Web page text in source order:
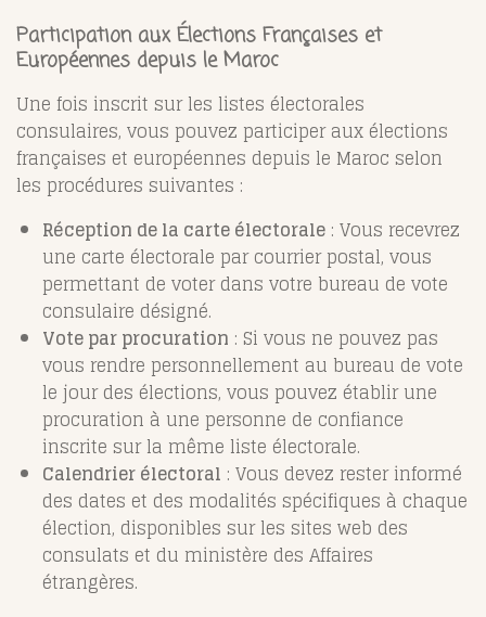
Participation aux Élections Françaises et
Européennes depuis le Maroc
Une fois inscrit sur les listes électorales
consulaires, vous pouvez participer aux élections
françaises et européennes depuis le Maroc selon
les procédures suivantes :
Réception de la carte électorale : Vous recevrez
une carte électorale par courrier postal, vous
permettant de voter dans votre bureau de vote
consulaire désigné.
Vote par procuration : Si vous ne pouvez pas
vous rendre personnellement au bureau de vote
le jour des élections, vous pouvez établir une
procuration à une personne de confiance
inscrite sur la même liste électorale.
Calendrier électoral : Vous devez rester informé
des dates et des modalités spécifiques à chaque
élection, disponibles sur les sites web des
consulats et du ministère des Affaires
étrangères.